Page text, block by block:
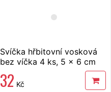
Svíčka hřbitovní vosková
bez víčka 4 ks, 5 x 6 cm
32 Kč